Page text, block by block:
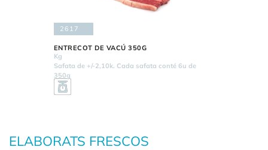
2617
ENTRECOT DE VACÚ 350G
Kg
Safata de +/-2,10k. Cada safata conté 6u de
350g
ELABORATS FRESCOS